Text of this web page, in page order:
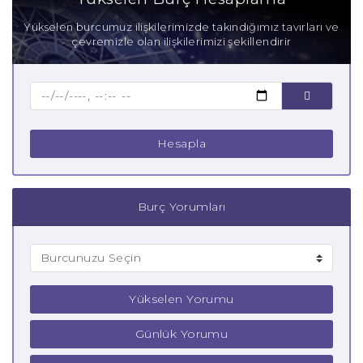
Anne Terazi Burcu
Baba Terazi Burcu
Yükselen burcumuz ilişkilerimizde takındığımız tavırları ve
çevremizle olan ilişkilerimizi şekillendirir
Hesapla
Burç Yorumları
Yükselen Yorumu
Günlük Yorumu